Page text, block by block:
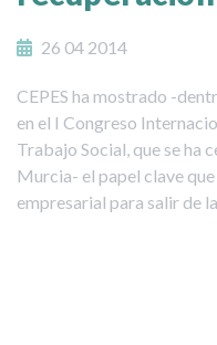
26 04 2014
CEPES ha mostrado -
en el I Congreso
Trabajo Social, que se ha
Murcia- el papel clave
empresarial para salir de